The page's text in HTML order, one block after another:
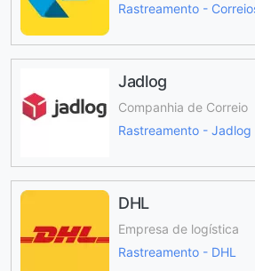
Rastreamento -
Jadlog
Companhia de Correio
Rastreamento - Jadlog
DHL
Empresa de logística
Rastreamento - DHL